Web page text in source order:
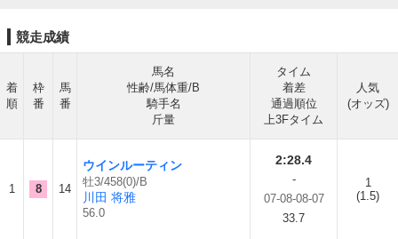
競走成績
着
順
枠
番
馬
番
馬名
性齢/馬体重/B
騎手名
斤量
タイム
着差
通過順位
上3Fタイム
人気
(オッズ)
1 8 14
ウインルーティン
牡3/458(0)/B
川田 将雅
56.0
2:28.4
-
07-08-08-07
33.7
1
(1.5)